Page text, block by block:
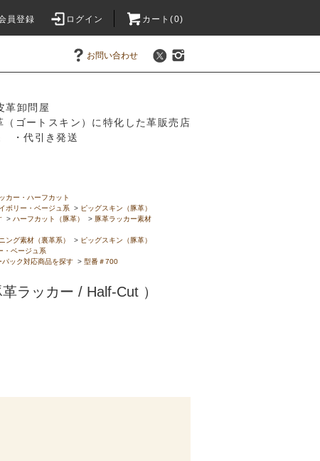
員登録 ログイン カート(0)
お問い合わせ
革卸問屋
ゴートスキン）に特化した革販売店
・代引き発送
カー・ハーフカット
ボリー・ベージュ系 > ピッグスキン（豚革）
> ハーフカット（豚革） > 豚革ラッカー素材
ング素材（裏革系） > ピッグスキン（豚革）
・ベージュ系
ック対応商品を探す > 型番＃700
ラッカー / Half-Cut ）